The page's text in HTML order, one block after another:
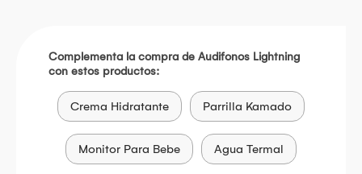
Complementa la compra de Audifonos Lightning
con estos productos:
Crema Hidratante Parrilla Kamado
Monitor Para Bebe Agua Termal